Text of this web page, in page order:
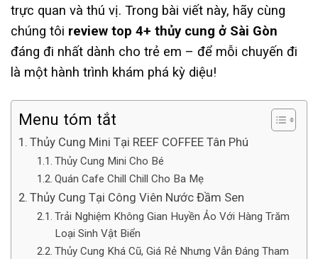
trực quan và thú vị. Trong bài viết này, hãy cùng
chúng tôi review top 4+ thủy cung ở Sài Gòn
đáng đi nhất dành cho trẻ em – để mỗi chuyến đi
là một hành trình khám phá kỳ diệu!
Menu tóm tắt
Thủy Cung Mini Tại REEF COFFEE Tân Phú
Thủy Cung Mini Cho Bé
Quán Cafe Chill Chill Cho Ba Mẹ
Thủy Cung Tại Công Viên Nước Đầm Sen
Trải Nghiệm Không Gian Huyền Ảo Với Hàng Trăm
Loại Sinh Vật Biển
Thủy Cung Khá Cũ, Giá Rẻ Nhưng Vẫn Đáng Tham